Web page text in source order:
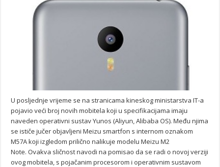
U posljednje vrijeme se na stranicama kineskog ministarstva IT-a
pojavio veći broj novih mobitela koji u specifikacijama imaju
naveden operativni sustav Yunos (Aliyun, Alibaba OS). Među njima
se ističe jučer objavljeni Meizu smartfon s internom oznakom
M57A koji izgledom prilično nalikuje modelu Meizu M2
Note. Ovakva sličnost navodi na pomisao da se radi o novoj verziji
ovog mobitela, s pojačanim procesorom i operativnim sustavom